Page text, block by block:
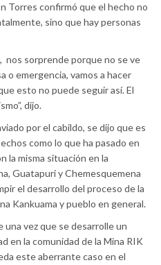
Torres confirmó que el hecho no
sino que hay personas
nos sorprende porque no se ve
o emergencia, vamos a hacer
esto no puede seguir así. El
dijo.
por el cabildo, se dijo que es
como lo que ha pasado en
la misma situación en la
Guatapuri y Chemesquemena
el desarrollo del proceso de la
Kankuama y pueblo en general.
una vez que se desarrolle un
en la comunidad de la Mina RIK
este aberrante caso en el